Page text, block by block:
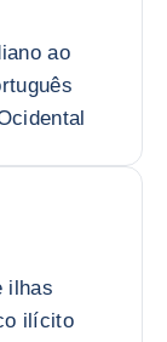
ao
ilhas
ilícito